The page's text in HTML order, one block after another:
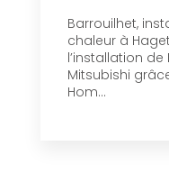
Barrouilhet,
chaleur à
l’installation de
Mitsubishi
Hom...